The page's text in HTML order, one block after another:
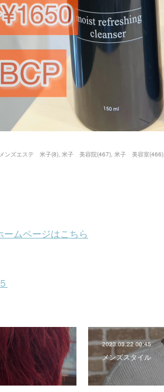
メンズエステ 米子(8) 米子 美容院(467) 米子 美容室(466)
2023.03.22 00:45
メンズスタイル